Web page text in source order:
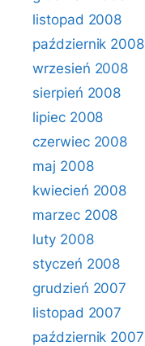
listopad 2008
październik 2008
wrzesień 2008
sierpień 2008
lipiec 2008
czerwiec 2008
maj 2008
kwiecień 2008
marzec 2008
luty 2008
styczeń 2008
grudzień 2007
listopad 2007
październik 2007